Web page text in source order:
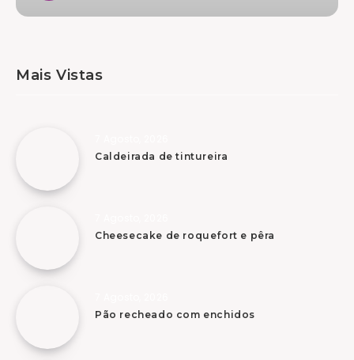
Mais Vistas
Caldeirada de tintureira
Cheesecake de roquefort e pêra
Pão recheado com enchidos